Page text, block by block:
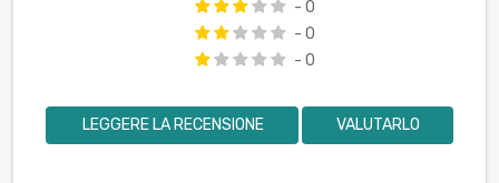
- 0
- 0
- 0
LEGGERE LA RECENSIONE VALUTARLO